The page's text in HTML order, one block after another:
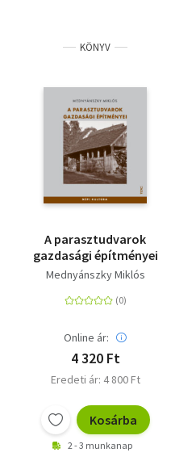
KÖNYV
A parasztudvarok
gazdasági építményei
Mednyánszky Miklós
Online ár:
4 320 Ft
Eredeti ár: 4 800 Ft
Kosárba
2 - 3 munkanap